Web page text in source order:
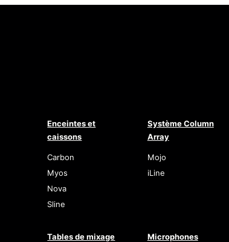
Enceintes et
caissons
Carbon
Myos
Nova
Sline
Système Column
Array
Mojo
iLine
Tables de mixage Microphones